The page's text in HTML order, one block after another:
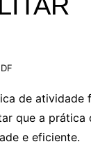
de atividade
que a
e eficiente.